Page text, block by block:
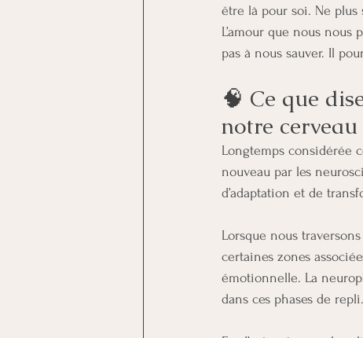
être là pour soi. Ne plus
L’amour que nous
pas à nous sauver. Il
🧠 Ce que
notre cerveau
Longtemps considérée
nouveau par les
d’adaptation et de
Lorsque nous
certaines zones
émotionnelle. La
dans ces phases de repli.